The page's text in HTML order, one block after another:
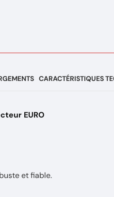
CARACTÉRISTIQUES
EURO
et fiable.